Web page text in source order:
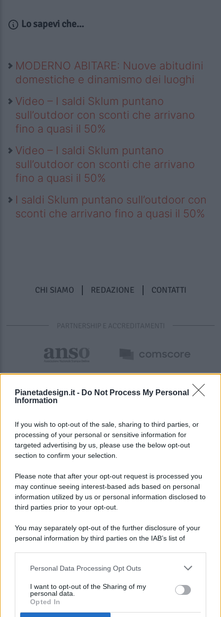
Pianetadesign.it - Do Not Process My Personal
Information
If you wish to opt-out of the sale, sharing to third parties, or
processing of your personal or sensitive information for
targeted advertising by us, please use the below opt-out
section to confirm your selection.
Please note that after your opt-out request is processed you
may continue seeing interest-based ads based on personal
information utilized by us or personal information disclosed to
third parties prior to your opt-out.
You may separately opt-out of the further disclosure of your
personal information by third parties on the IAB’s list of
This information may also be disclosed by us to third parties
disclose it to other third parties.
Personal Data Processing Opt Outs
I want to opt-out of the Sharing of my
personal data.
Opted In
Lo sapevi che...
MODERNO ABITARE: Nuove abitudini
domestiche e dinamismo dei luoghi
Video – I saldi Sklum puntano
sull’outdoor con sconti che arrivano
fino a quasi il 50%
Video – I saldi Sklum puntano
sull’outdoor con sconti che arrivano
fino a quasi il 50%
I saldi Sklum puntano sull’outdoor con
sconti che arrivano fino a quasi il 50%
CHI SIAMO REDAZIONE CONTATTI
PARTNERSHIP E ACCREDITAMENTI
© 2026 - Pianeta Design - P.IVA 04827280654 - Testata
Registrata Al Tribunale Di Nocera Inferiore N. 8/2020 - RG N.
ISCRIZIONE AL ROC N. 35792 – ISCRITTA ALL’ANSO
(ASSOCIAZIONE NAZIONALE STAMPA ONLINE)
PREFERENZE PRIVACY